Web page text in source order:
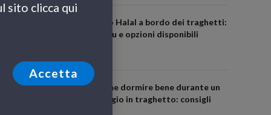
Cibo Halal a bordo dei traghetti:
menu e opzioni disponibili
Come dormire bene durante un
viaggio in traghetto: consigli
sito clicca qui
Accetta